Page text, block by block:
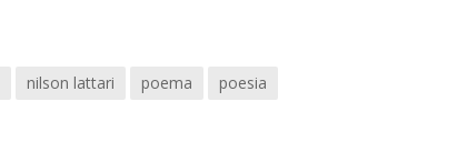
nilson lattari poema poesia